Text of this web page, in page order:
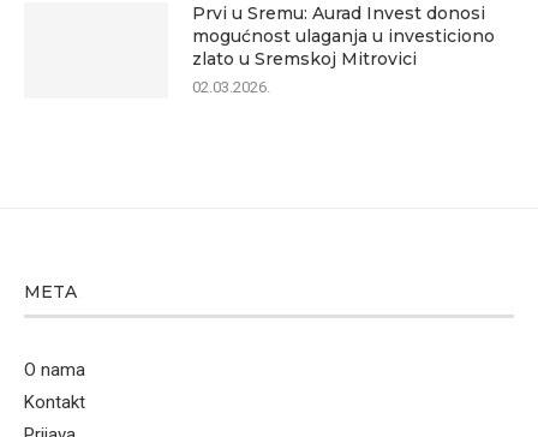
Prvi u Sremu: Aurad Invest donosi
mogućnost ulaganja u investiciono
zlato u Sremskoj Mitrovici
02.03.2026.
META
O nama
Kontakt